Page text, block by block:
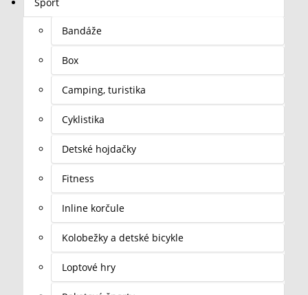
Bandáže
Box
Camping, turistika
Cyklistika
Detské hojdačky
Fitness
Inline korčule
Kolobežky a detské bicykle
Loptové hry